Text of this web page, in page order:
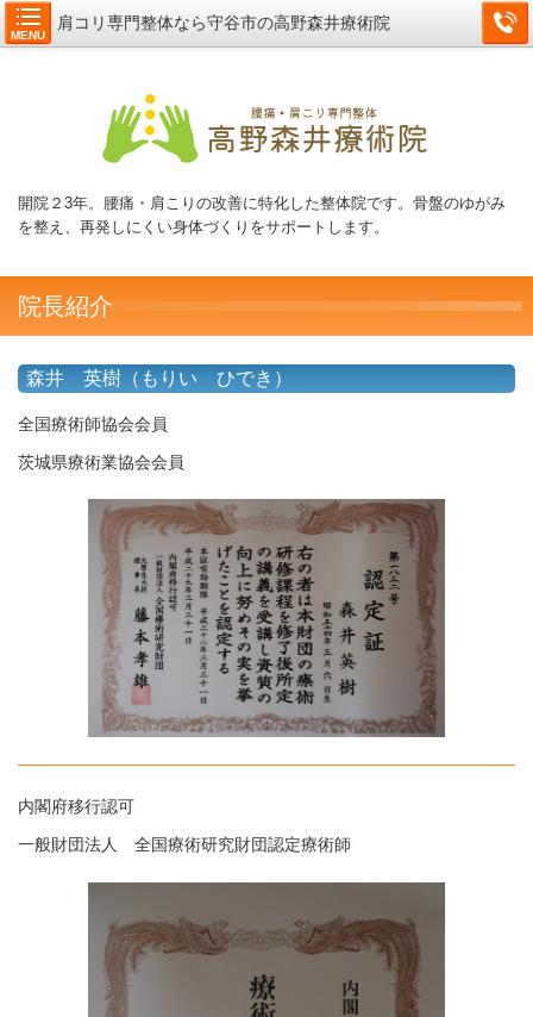
MENU
肩コリ専門整体なら守谷市の高野森井療術院
開院２3年。腰痛・肩こりの改善に特化した整体院です。骨盤のゆがみ
を整え、再発しにくい身体づくりをサポートします。
院長紹介
森井 英樹（もりい ひでき）
全国療術師協会会員
茨城県療術業協会会員
内閣府移行認可
一般財団法人 全国療術研究財団認定療術師